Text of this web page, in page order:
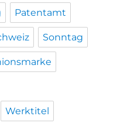
Patentamt
Sonntag
Werktitel